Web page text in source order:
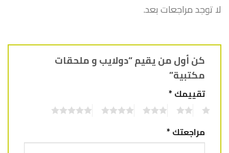
لا توجد مراجعات بعد.
كن أول من يقيم “دولايب و ملحقات
مكتبية”
تقييمك*
مراجعتك*